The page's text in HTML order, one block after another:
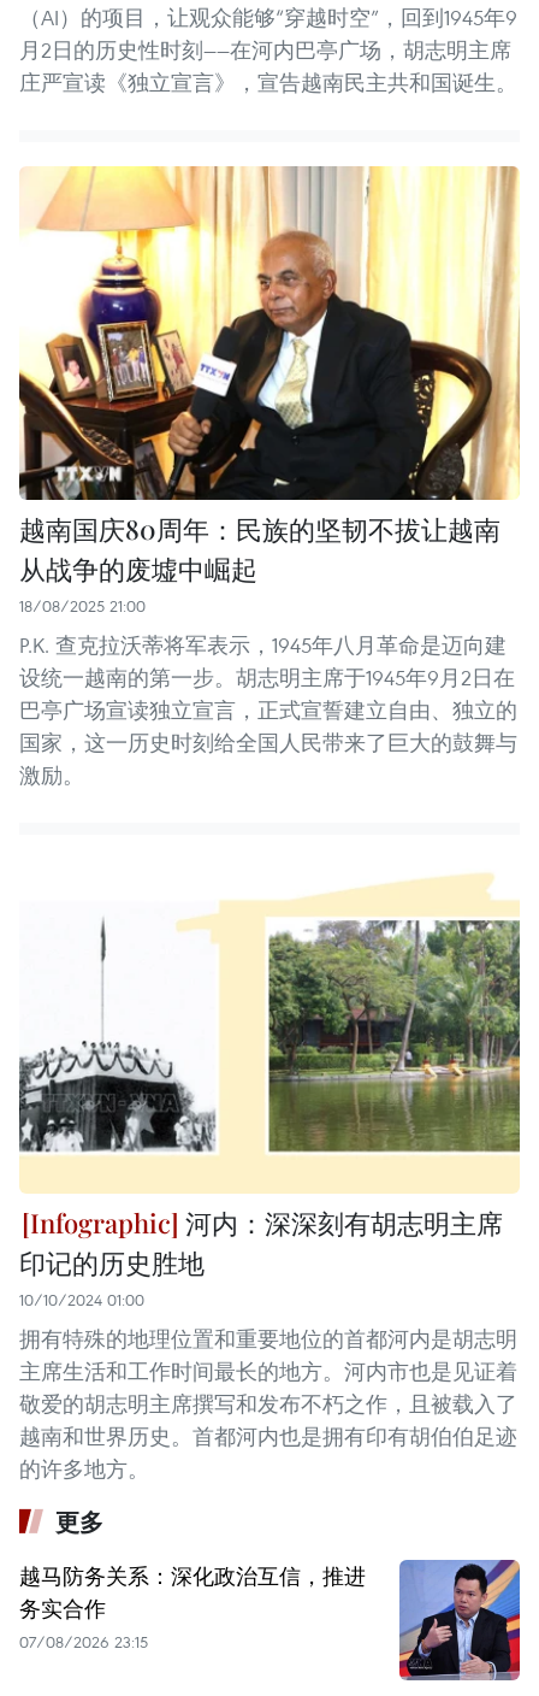
（AI）的项目，让观众能够“穿越时空”，回到1945年9
月2日的历史性时刻——在河内巴亭广场，胡志明主席
庄严宣读《独立宣言》，宣告越南民主共和国诞生。
越南国庆80周年：民族的坚韧不拔让越南
从战争的废墟中崛起
18/08/2025 21:00
P.K. 查克拉沃蒂将军表示，1945年八月革命是迈向建
设统一越南的第一步。胡志明主席于1945年9月2日在
巴亭广场宣读独立宣言，正式宣誓建立自由、独立的
国家，这一历史时刻给全国人民带来了巨大的鼓舞与
激励。
河内：深深刻有胡志明主席
印记的历史胜地
10/10/2024 01:00
拥有特殊的地理位置和重要地位的首都河内是胡志明
主席生活和工作时间最长的地方。河内市也是见证着
敬爱的胡志明主席撰写和发布不朽之作，且被载入了
越南和世界历史。首都河内也是拥有印有胡伯伯足迹
的许多地方。
更多
越马防务关系：深化政治互信，推进
务实合作
07/08/2026 23:15